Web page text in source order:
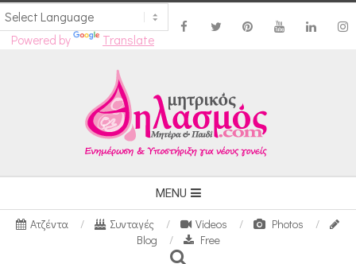
Powered by Translate
Navigation
Menu
MENU
Ατζέντα Συνταγές Videos
Photos
Blog
Free
Search